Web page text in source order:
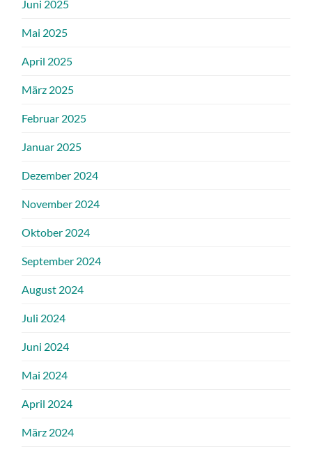
Juni 2025
Mai 2025
April 2025
März 2025
Februar 2025
Januar 2025
Dezember 2024
November 2024
Oktober 2024
September 2024
August 2024
Juli 2024
Juni 2024
Mai 2024
April 2024
März 2024